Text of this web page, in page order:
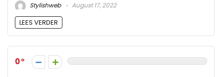
Stylishweb
August 17, 2022
LEES VERDER
0